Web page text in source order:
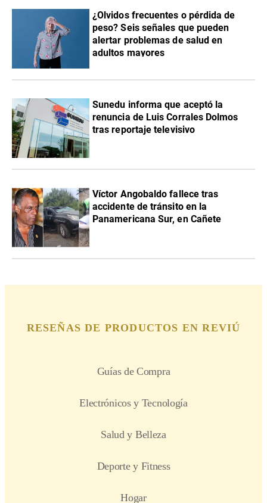
¿Olvidos frecuentes o pérdida de
peso? Seis señales que pueden
alertar problemas de salud en
adultos mayores
Sunedu informa que aceptó la
renuncia de Luis Corrales Dolmos
tras reportaje televisivo
Víctor Angobaldo fallece tras
accidente de tránsito en la
Panamericana Sur, en Cañete